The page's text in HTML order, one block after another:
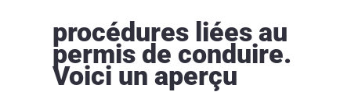
procédures liées au
permis de conduire.
Voici un aperçu